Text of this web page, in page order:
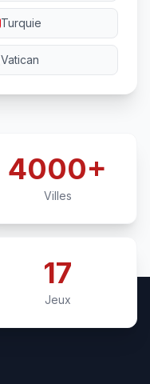
Turquie
Vatican
4000+
Villes
17
Jeux